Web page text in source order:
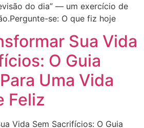
do dia” — um exercício de
se: O que fiz hoje
Sua Vida
O Guia
Uma Vida
Feliz
Vida Sem Sacrifícios: O Guia